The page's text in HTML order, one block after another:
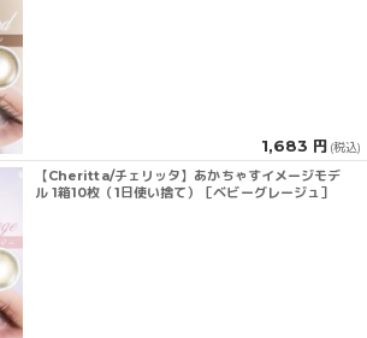
1,683 円 (税込)
【Cheritta/チェリッタ】あかちゃすイメージモデ
ル 1箱10枚（1日使い捨て）［ベビーグレージュ］